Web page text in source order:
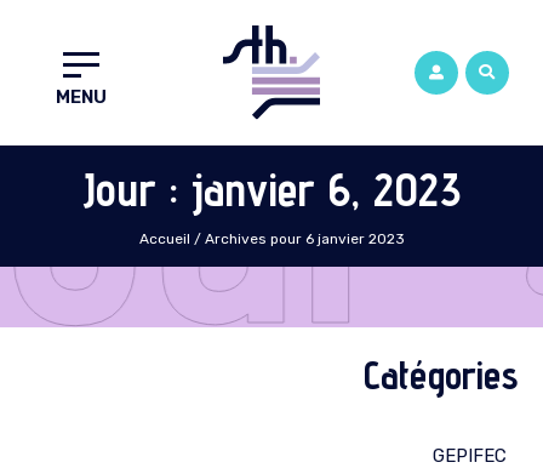
MENU
Jour : janvier 6, 2023
Accueil / Archives pour 6 janvier 2023
Catégories
GEPIFEC